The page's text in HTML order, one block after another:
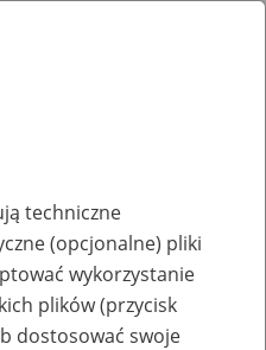
techniczne
(opcjonalne) pliki
wykorzystanie
plików (przycisk
dostosować swoje